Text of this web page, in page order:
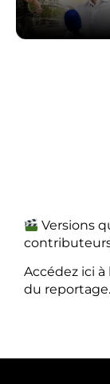
Versions
Accédez ici
du reportage.